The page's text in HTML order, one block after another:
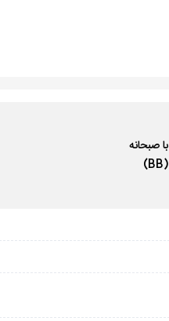
با صبحانه
(BB)